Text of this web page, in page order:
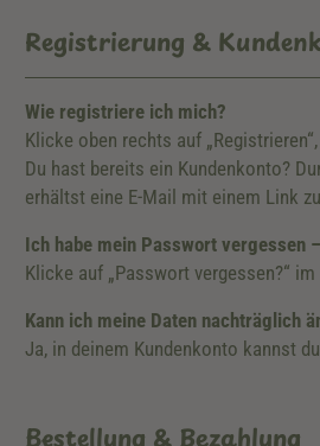
Registrierung &
Wie registriere ich mich?
Klicke oben rechts auf
Du hast bereits ein Kundenkonto?
erhältst eine E-Mail mit einem Link
Ich habe mein Passwort vergessen
Klicke auf „Passwort vergessen?“
Kann ich meine Daten nachträglich
Ja, in deinem Kundenkonto kannst
Bestellung & Bezahlung